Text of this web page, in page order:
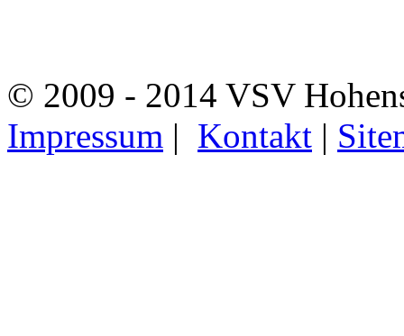
© 2009 - 2014 VSV
Impressum | Kontakt |